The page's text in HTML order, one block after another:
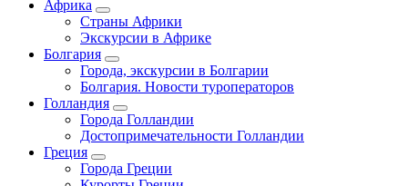
Африка
Страны Африки
Экскурсии в Африке
Болгария
Города, экскурсии в Болгарии
Болгария. Новости туроператоров
Голландия
Города Голландии
Достопримечательности Голландии
Греция
Города Греции